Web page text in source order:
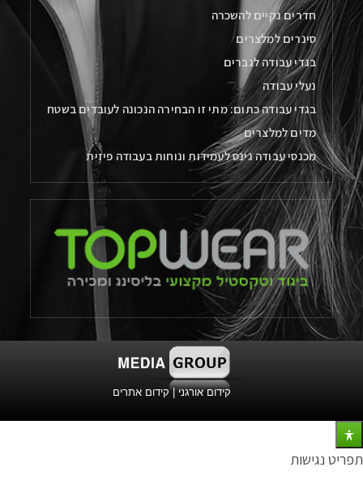
חדרים נקיים להשכרה
סינרים למלצרים
בגדי עבודה לגברים
נעלי עבודה
בגדי עבודה כתום: מתי זו הבחירה הנכונה לעובדים בשטח
מדים למלצרים
מכנסי עבודה גינס לעמידות ונוחות בעבודה פיזית
קידום אורגני|קידום אתרים
תפריט נגישות